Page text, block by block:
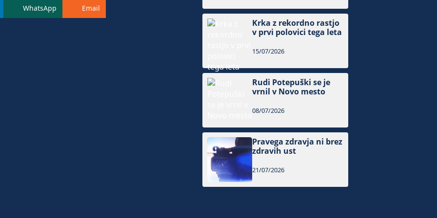
WhatsApp Email
Krka z rekordno rastjo
v prvi polovici tega leta
15/07/2026
Rudi Potepuški se je
vrnil v Novo mesto
08/07/2026
Pravega zdravja ni brez
zdravih ust
21/07/2026